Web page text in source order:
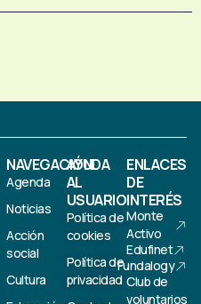
NAVEGACIÓN
Agenda
Noticias
Acción
social
Cultura
AYUDA
AL
USUARIO
Política de
cookies
Política de
privacidad
ENLACES
DE
INTERÉS
Monte
Activo
Edufinet
Fundalogy
Club de
voluntarios